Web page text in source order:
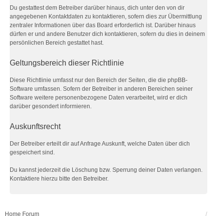
Du gestattest dem Betreiber darüber hinaus, dich unter den von dir
angegebenen Kontaktdaten zu kontaktieren, sofern dies zur Übermittlung
zentraler Informationen über das Board erforderlich ist. Darüber hinaus
dürfen er und andere Benutzer dich kontaktieren, sofern du dies in deinem
persönlichen Bereich gestattet hast.
Geltungsbereich dieser Richtlinie
Diese Richtlinie umfasst nur den Bereich der Seiten, die die phpBB-
Software umfassen. Sofern der Betreiber in anderen Bereichen seiner
Software weitere personenbezogene Daten verarbeitet, wird er dich
darüber gesondert informieren.
Auskunftsrecht
Der Betreiber erteilt dir auf Anfrage Auskunft, welche Daten über dich
gespeichert sind.
Du kannst jederzeit die Löschung bzw. Sperrung deiner Daten verlangen.
Kontaktiere hierzu bitte den Betreiber.
Home Forum